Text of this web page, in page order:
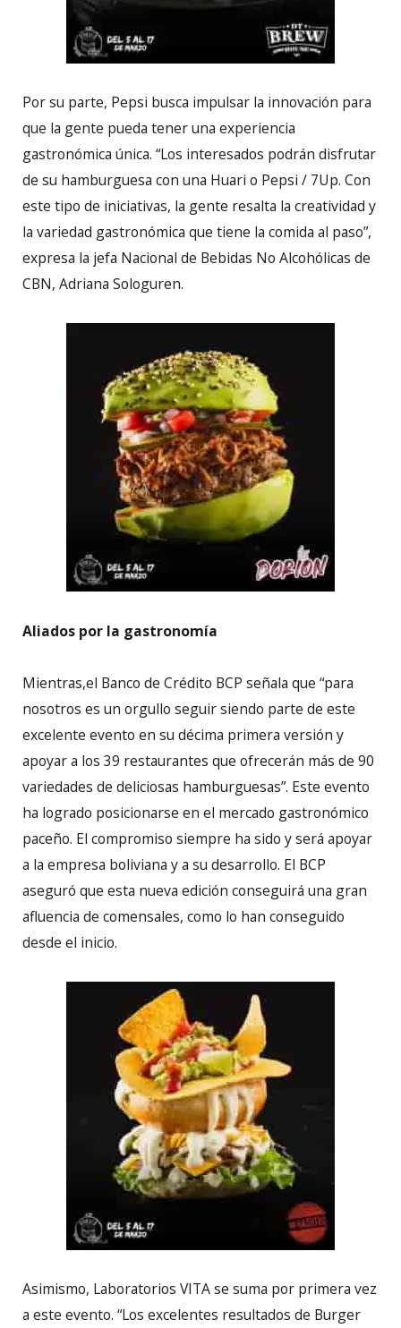
Por su parte, Pepsi busca impulsar la innovación para
que la gente pueda tener una experiencia
gastronómica única. “Los interesados podrán disfrutar
de su hamburguesa con una Huari o Pepsi / 7Up. Con
este tipo de iniciativas, la gente resalta la creatividad y
la variedad gastronómica que tiene la comida al paso”,
expresa la jefa Nacional de Bebidas No Alcohólicas de
CBN, Adriana Sologuren.
Aliados por la gastronomía
Mientras,el Banco de Crédito BCP señala que “para
nosotros es un orgullo seguir siendo parte de este
excelente evento en su décima primera versión y
apoyar a los 39 restaurantes que ofrecerán más de 90
variedades de deliciosas hamburguesas”. Este evento
ha logrado posicionarse en el mercado gastronómico
paceño. El compromiso siempre ha sido y será apoyar
a la empresa boliviana y a su desarrollo. El BCP
aseguró que esta nueva edición conseguirá una gran
afluencia de comensales, como lo han conseguido
desde el inicio.
Asimismo, Laboratorios VITA se suma por primera vez
a este evento. “Los excelentes resultados de Burger